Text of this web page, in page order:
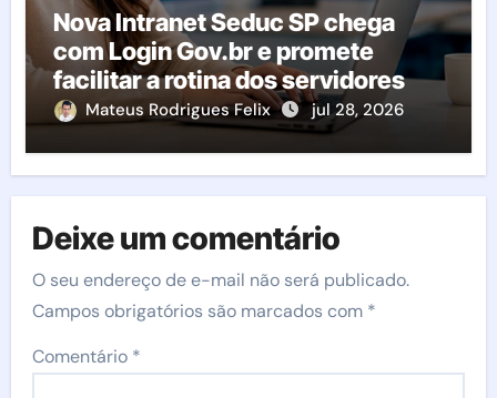
Nova Intranet Seduc SP chega
com Login Gov.br e promete
facilitar a rotina dos servidores
Mateus Rodrigues Felix jul 28, 2026
Deixe um comentário
O seu endereço de e-mail não será publicado.
Campos obrigatórios são marcados com *
Comentário *